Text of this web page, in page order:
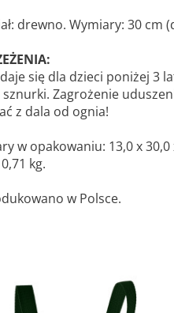
drewno. Wymiary: 30 cm
się dla dzieci poniżej 3
sznurki. Zagrożenie
z dala od ognia!
w opakowaniu: 13,0 x 30,0
kg.
w Polsce.